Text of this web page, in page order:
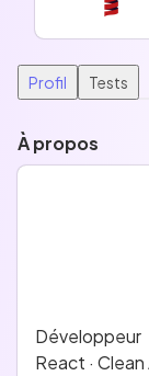
Profil Tests
À propos
React ·